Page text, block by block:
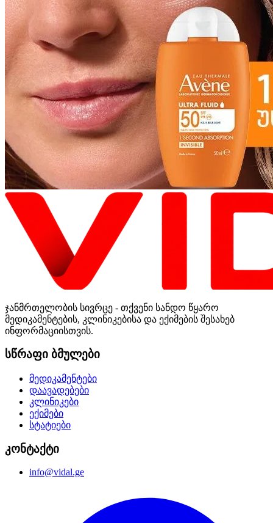
ჯანმრთელობის სივრცე - თქვენი სანდო წყარო
მედიკამენტების, კლინიკებისა და ექიმების შესახებ
ინფორმაციისთვის.
სწრაფი ბმულები
მედიკამენტები
დაავადებები
კლინიკები
ექიმები
სტატიები
კონტაქტი
info@vidal.ge